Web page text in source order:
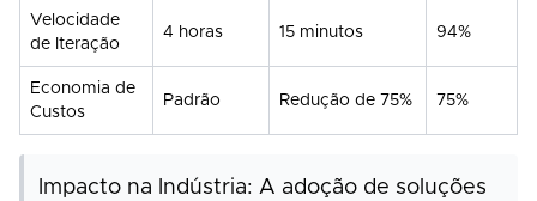
Velocidade
de Iteração
4 horas 15 minutos 94%
Economia de
Custos
Padrão Redução de 75% 75%
Impacto na Indústria: A adoção de soluções